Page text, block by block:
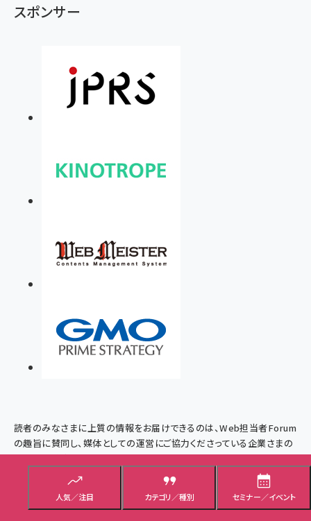
人気／注目 カテゴリ／種別 セミナー／イベント
スポンサー
読者のみなさまに上質の情報をお届けできるのは、Web担当者Forum
の趣旨に賛同し、媒体としての運営にご協力くださっている企業さまの
おかげでございます。
スポンサー企業の紹介はこちら